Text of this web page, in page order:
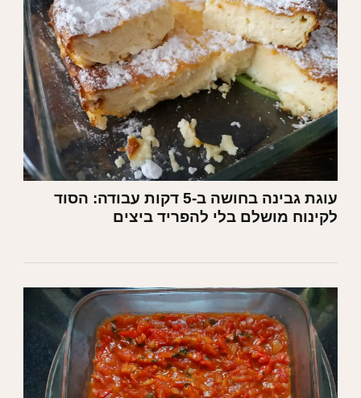
עוגת גבינה בחושה ב-5 דקות עבודה: הסוד
לקינוח מושלם בלי להפריד ביצים